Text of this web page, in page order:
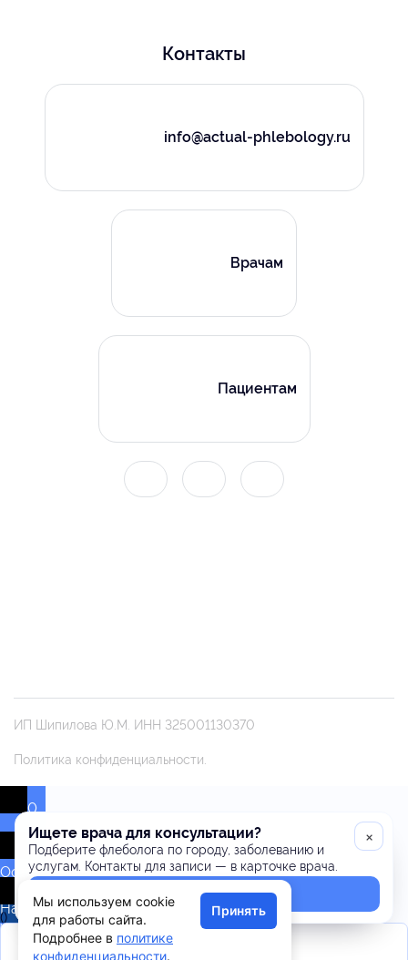
Контакты
info@actual-phlebology.ru
Врачам
Пациентам
ИП Шипилова Ю.М. ИНН 325001130370
Политика конфиденциальности.
0
Оставьте
Напишите,
что
думаете
()
×
Ищете врача для консультации?
Подберите флеболога по городу, заболеванию и
услугам. Контакты для записи — в карточке врача.
Подобрать врача
Мы используем cookie
для работы сайта.
Подробнее в политике
конфиденциальности.
Принять